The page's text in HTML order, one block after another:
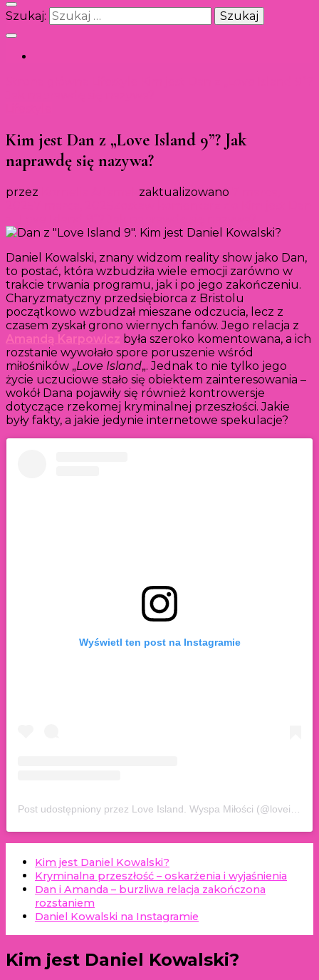
Szukaj:
Kim jest Dan z „Love Island 9”? Jak
naprawdę się nazywa?
przez zaktualizowano
Daniel Kowalski, znany widzom reality show jako Dan,
to postać, która wzbudziła wiele emocji zarówno w
trakcie trwania programu, jak i po jego zakończeniu.
Charyzmatyczny przedsiębiorca z Bristolu
początkowo wzbudzał mieszane odczucia, lecz z
czasem zyskał grono wiernych fanów. Jego relacja z
Amandą Karpowicz była szeroko komentowana, a ich
rozstanie wywołało spore poruszenie wśród
miłośników „Love Island„. Jednak to nie tylko jego
życie uczuciowe stało się obiektem zainteresowania –
wokół Dana pojawiły się również kontrowersje
dotyczące rzekomej kryminalnej przeszłości. Jakie
były fakty, a jakie jedynie internetowe spekulacje?
Wyświetl ten post na Instagramie
Kim jest Daniel Kowalski?
Kryminalna przeszłość – oskarżenia i wyjaśnienia
Dan i Amanda – burzliwa relacja zakończona
rozstaniem
Daniel Kowalski na Instagramie
Kim jest Daniel Kowalski?